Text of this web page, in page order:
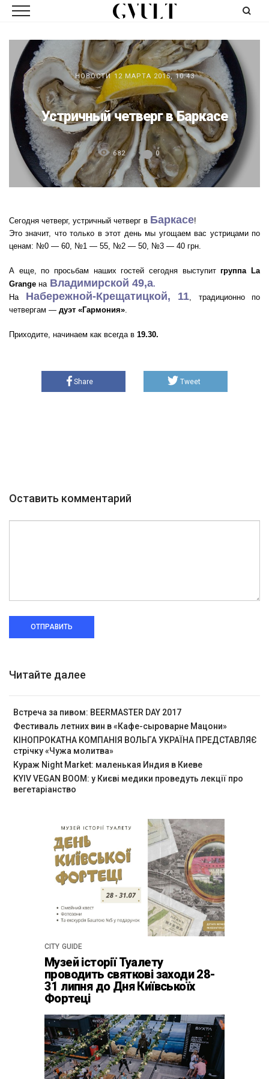
НОВОСТИ 12 МАРТА 2015, 10:43
Устричный четверг в Баркасе
682 0
Сегодня четверг, устричный четверг в Баркасе!
Это значит, что только в этот день мы угощаем вас устрицами по
ценам: №0 — 60, №1 — 55, №2 — 50, №3 — 40 грн.
А еще, по просьбам наших гостей сегодня выступитгруппа La
Grange наВладимирской 49,а.
На Набережной-Крещатицкой, 11, традиционно по
четвергам — дуэт «Гармония».
Приходите, начинаем как всегда в 19.30.
Share Tweet
Оставить комментарий
ОТПРАВИТЬ
Читайте далее
Встреча за пивом: BEERMASTER DAY 2017
Фестиваль летних вин в «Кафе-сыроварне Мацони»
КІНОПРОКАТНА КОМПАНІЯ ВОЛЬГА УКРАЇНА ПРЕДСТАВЛЯЄ
стрічку «Чужа молитва»
Кураж Night Market: маленькая Индия в Киеве
KYIV VEGAN BOOM: у Києві медики проведуть лекції про
вегетаріанство
CITY GUIDE
Музей історії Туалету
проводить святкові заходи 28-
31 липня до Дня Київськоїх
Фортеці